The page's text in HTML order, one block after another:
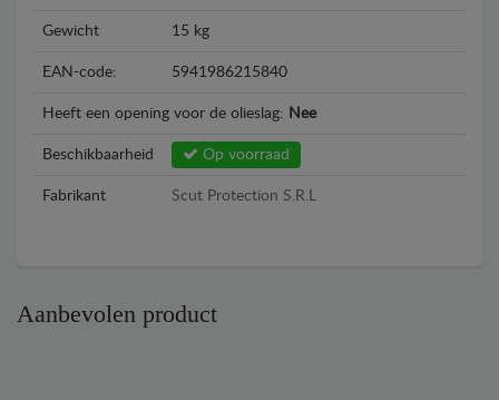
Gewicht 15 kg
EAN-code: 5941986215840
Heeft een opening voor de olieslag: Nee
Beschikbaarheid Op voorraad
Fabrikant Scut Protection S.R.L
Aanbevolen product